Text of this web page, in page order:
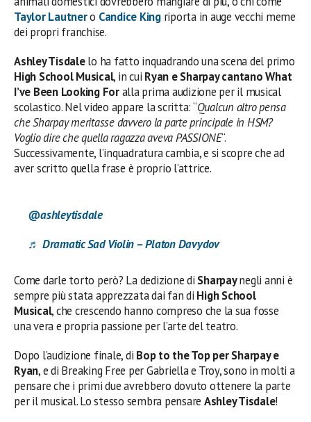
Taylor Lautnero Candice Kingriporta in auge vecchi meme
dei propri franchise.
Ashley Tisdalelo ha fatto inquadrando una scena del primo
High School Musical, in cui Ryan e Sharpay cantano What
I’ve Been Looking Foralla prima audizione per il musical
scolastico. Nel video appare la scritta: “Qualcun altro pensa
che Sharpay meritasse davvero la parte principale in HSM?
Voglio dire che quella ragazza aveva PASSIONE“.
Successivamente, l’inquadratura cambia, e si scopre che ad
aver scritto quella frase è proprio l’attrice.
@ashleytisdale
♬ Dramatic Sad Violin – Platon Davydov
Come darle torto però? La dedizione di Sharpaynegli anni è
sempre più stata apprezzata dai fan di High School
Musical, che crescendo hanno compreso che la sua fosse
una vera e propria passione per l’arte del teatro.
Dopo l’audizione finale, di Bop to the Top per Sharpay e
Ryan, e di Breaking Free per Gabriella e Troy, sono in molti a
pensare che i primi due avrebbero dovuto ottenere la parte
per il musical. Lo stesso sembra pensare Ashley Tisdale!